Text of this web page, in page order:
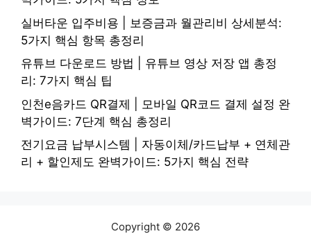
실버타운 입주비용 | 보증금과 월관리비 상세분석:
5가지 핵심 항목 총정리
유튜브 다운로드 방법 | 유튜브 영상 저장 앱 총정
리: 7가지 핵심 팁
인천e음카드 QR결제 | 모바일 QR코드 결제 설정 완
벽가이드: 7단계 핵심 총정리
전기요금 납부시스템 | 자동이체/카드납부 + 연체관
리 + 할인제도 완벽가이드: 5가지 핵심 전략
Copyright © 2026